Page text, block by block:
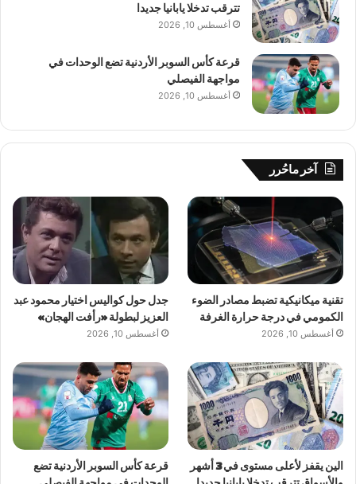
تترقب تدخلا يابانيا جديدا
أغسطس 10, 2026
قرعة كأس السوبر الأردنية تضع الوحدات في
مواجهة الفيصلي
أغسطس 10, 2026
آخر ماحُرر
تقنية ميكانيكية تضبط مصادر الضوء
الكمومي في درجة حرارة الغرفة
أغسطس 10, 2026
جدل حول كواليس اختيار محمود عبد
العزيز لبطولة «رأفت الهجان»
أغسطس 10, 2026
الين يقفز لأعلى مستوى في 3 أشهر
قرعة كأس السوبر الأردنية تضع